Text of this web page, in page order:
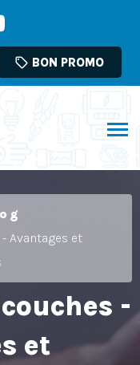
sell BON PROMO
Avantages et
-
et